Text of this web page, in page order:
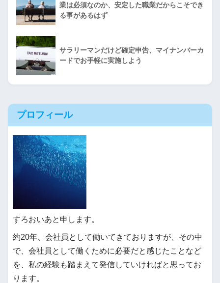
業は必須なのか、安定した職業だからこそでき
る事があるはず
サラリーマンだけど確定申告、マイナンバーカ
ードでお手軽に実施しよう
プロフィール
すろおいあと申します。
約20年、会社員として働いてきておりますが、その中
で、会社員として働くために必要だと感じたことなど
を、私の経験も踏まえて発信していければと思ってお
ります。